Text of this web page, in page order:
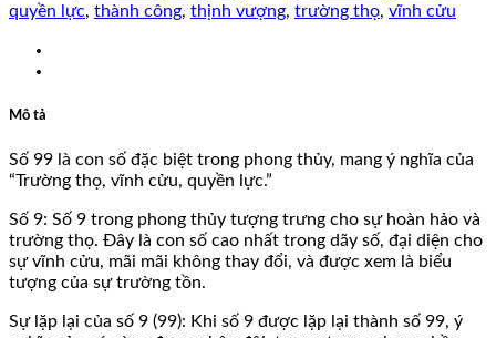
quyền lực, thành công, thịnh vượng, trường thọ, vĩnh cửu
Mô tả
Số 99 là con số đặc biệt trong phong thủy, mang ý nghĩa của
“Trường thọ, vĩnh cửu, quyền lực.”
Số 9: Số 9 trong phong thủy tượng trưng cho sự hoàn hảo và
trường thọ. Đây là con số cao nhất trong dãy số, đại diện cho
sự vĩnh cửu, mãi mãi không thay đổi, và được xem là biểu
tượng của sự trường tồn.
Sự lặp lại của số 9 (99): Khi số 9 được lặp lại thành số 99, ý